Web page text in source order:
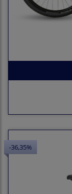
-36,35%